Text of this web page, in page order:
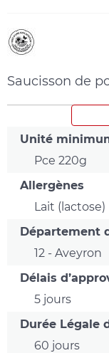
HVE
(Haute
Valeur
Saucisson de
Unité
Pce 220g
Allergènes
Lait (lactose)
Département
12 - Aveyron
Délais
5 jours
Durée Légale
60 jours